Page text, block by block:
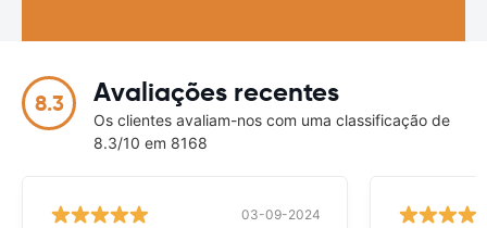
8.3 Avaliações recentes
Os clientes avaliam-nos com uma classificação de
8.3/10 em 8168
03-09-2024